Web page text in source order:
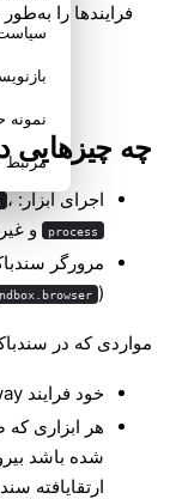
فرایندها را
چه چیزهایی
اجرای ابزار:،
process و
مرورگر
(
مواردی که در
خود فرایند Gateway.
هر ابزاری
شده باشد
ارتقایافته
سیاست
نمونه
مرتبط